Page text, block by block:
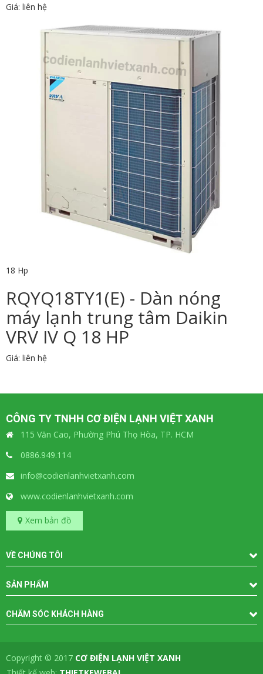
Giá: liên hệ
18 Hp
RQYQ18TY1(E) - Dàn nóng
máy lạnh trung tâm Daikin
VRV IV Q 18 HP
Giá: liên hệ
CÔNG TY TNHH CƠ ĐIỆN LẠNH VIỆT XANH
115 Văn Cao, Phường Phú Thọ Hòa, TP. HCM
0886.949.114
info@codienlanhvietxanh.com
www.codienlanhvietxanh.com
Xem bản đồ
VỀ CHÚNG TÔI
SẢN PHẨM
CHĂM SÓC KHÁCH HÀNG
Copyright © 2017 CƠ ĐIỆN LẠNH VIỆT XANH